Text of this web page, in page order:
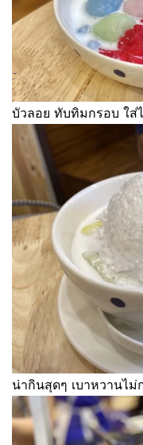
บัวลอย ทับทิมกรอบ ใส่
น่ากินสุดๆ เบาหวานไม่